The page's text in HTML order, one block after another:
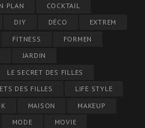
PLAN
COCKTAIL
DIY DÉCO
EXTREM
FITNESS
FORMEN
JARDIN
LE SECRET DES FILLES
DES FILLES
LIFE STYLE
MAISON
MAKEUP
MODE
MOVIE